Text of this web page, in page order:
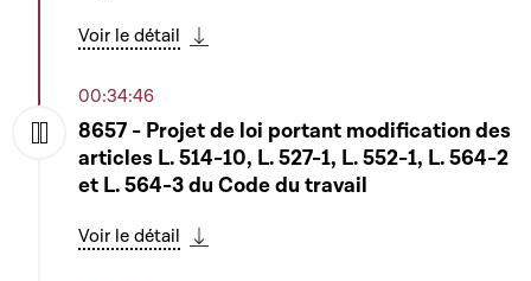
Voir le détail
00:34:46
8657 - Projet de loi portant modification des
articles L. 514-10, L. 527-1, L. 552-1, L. 564-2
et L. 564-3 du Code du travail
Voir le détail